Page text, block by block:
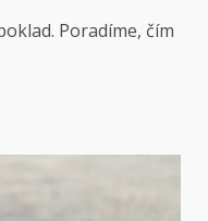
Poradíme, čím